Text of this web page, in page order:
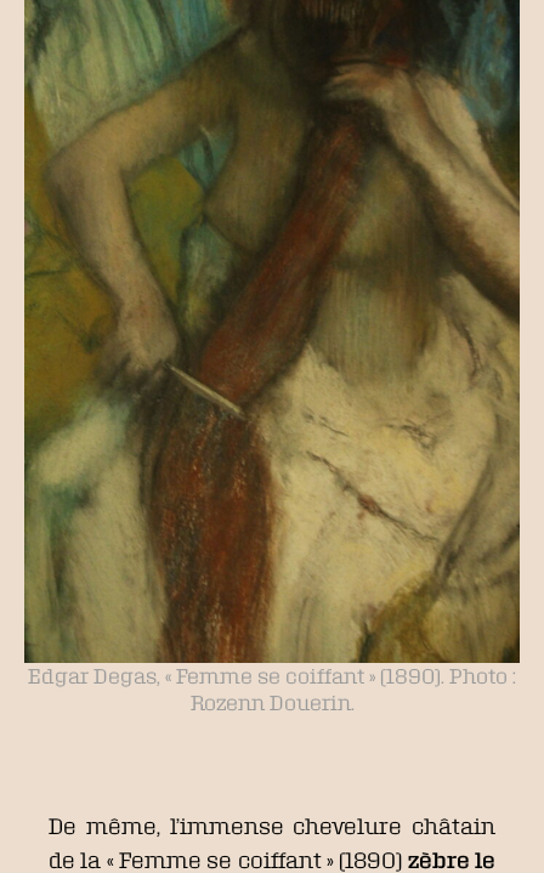
Edgar Degas, « Femme se coiffant » (1890). Photo :
Rozenn Douerin.
De même, l’immense chevelure châtain
de la « Femme se coiffant » (1890) zèbre le